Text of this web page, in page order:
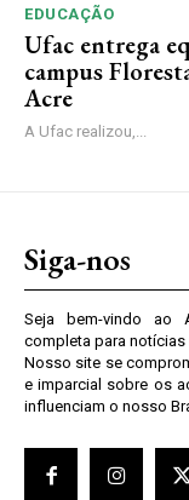
EDUCAÇÃO
Ufac entrega
campus
Acre
A Ufac realizou,...
Siga-nos
Seja bem-vindo ao
completa para notícias
Nosso site se
e imparcial sobre os
influenciam o nosso